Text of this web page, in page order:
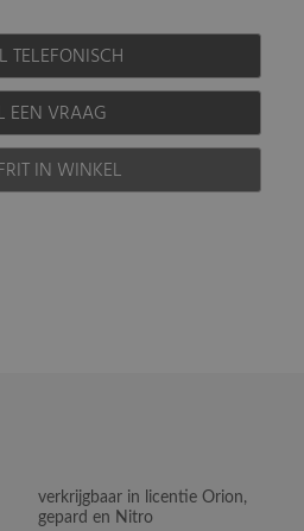
TELEFONISCH
EEN VRAAG
IN WINKEL
verkrijgbaar in licentie Orion,
gepard en Nitro